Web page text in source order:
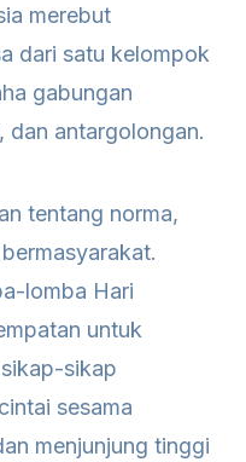
merebut
dari satu kelompok
gabungan
dan antargolongan.
tentang norma,
lomba Hari
untuk
sikap
sesama
menjunjung tinggi